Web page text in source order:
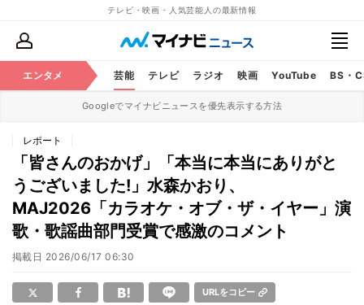
テレビ・映画・人気芸能人の最新情報
エンタメ 芸能 テレビ ラジオ 映画 YouTube BS・
Googleでマイナビニュースを優先表示する方法
レポート
「皆さんのおかげ」「本当に本当にありがと
うございました!」水森かおり、
MAJ2026「カラオケ・オブ・ザ・イヤー」演
歌・歌謡曲部門受賞で感激のコメント
掲載日 2026/06/17 06:30
URLをコピー